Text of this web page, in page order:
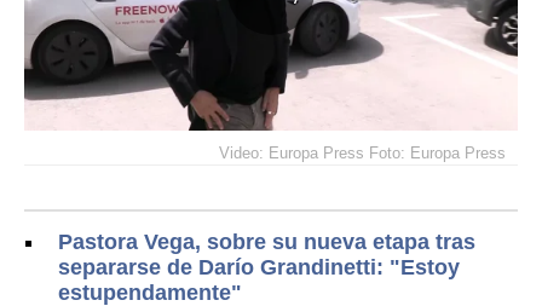
Video: Europa Press Foto: Europa Press
Pastora Vega, sobre su nueva etapa tras
separarse de Darío Grandinetti: "Estoy
estupendamente"